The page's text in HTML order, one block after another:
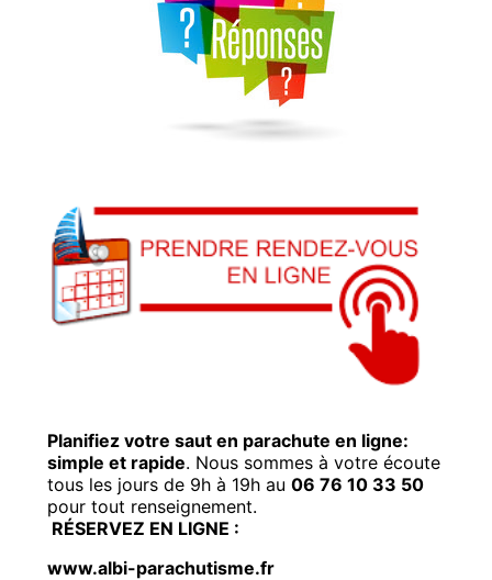
Planifiez votre saut en parachute en ligne:
simple et rapide. Nous sommes à votre écoute
tous les jours de 9h à 19h au 06 76 10 33 50
pour tout renseignement.
RÉSERVEZ EN LIGNE :
www.albi-parachutisme.fr